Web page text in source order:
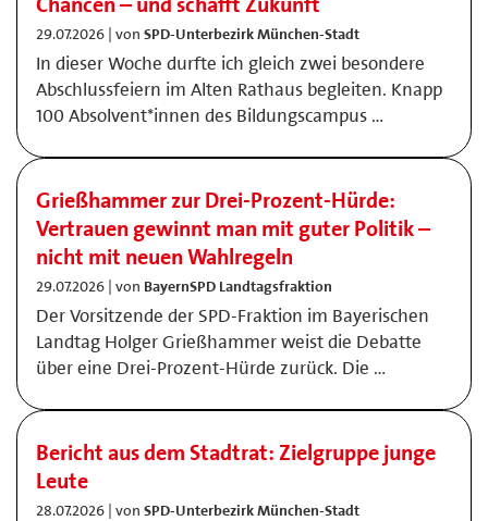
29.07.2026 | von SPD-Unterbezirk München-Stadt
In dieser Woche durfte ich gleich zwei besondere
Abschlussfeiern im Alten Rathaus begleiten. Knapp
100 Absolvent*innen des Bildungscampus …
Grießhammer zur Drei-Prozent-Hürde:
Vertrauen gewinnt man mit guter Politik –
nicht mit neuen Wahlregeln
29.07.2026 | von BayernSPD Landtagsfraktion
Der Vorsitzende der SPD-Fraktion im Bayerischen
Landtag Holger Grießhammer weist die Debatte
über eine Drei-Prozent-Hürde zurück. Die …
Bericht aus dem Stadtrat: Zielgruppe junge
Leute
28.07.2026 | von SPD-Unterbezirk München-Stadt